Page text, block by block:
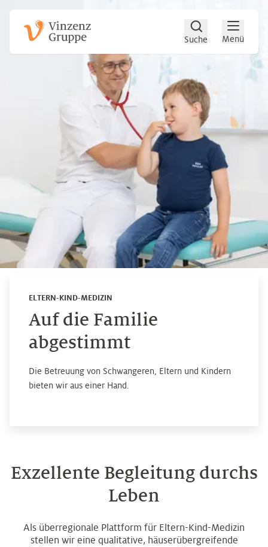
Zum Hauptinhalt
Zum Footer
Suche Menü
ELTERN-KIND-MEDIZIN
Auf die Familie
abgestimmt
Die Betreuung von Schwangeren, Eltern und Kindern
bieten wir aus einer Hand.
Exzellente Begleitung durchs
Leben
Als überregionale Plattform für Eltern-Kind-Medizin
stellen wir eine qualitative, häuserübergreifende